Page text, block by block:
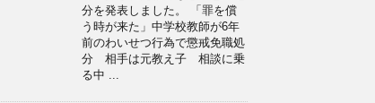
分を発表しました。 「罪を償
う時が来た」中学校教師が6年
前のわいせつ行為で懲戒免職処
分 相手は元教え子 相談に乗
る中 ...